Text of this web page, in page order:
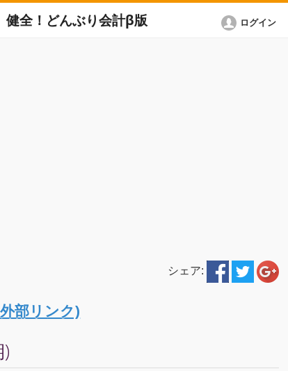
健全！どんぶり会計β版 ログイン
シェア:
部リンク)